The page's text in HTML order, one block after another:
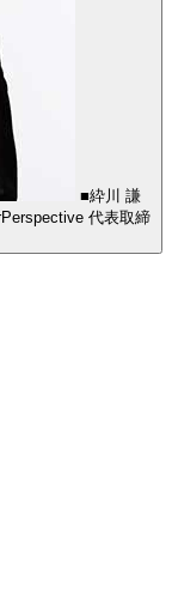
■紣川 謙
代表取締